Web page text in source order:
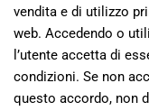
vendita e di utilizzo
web. Accedendo o
l’utente accetta di
condizioni. Se non
questo accordo, non